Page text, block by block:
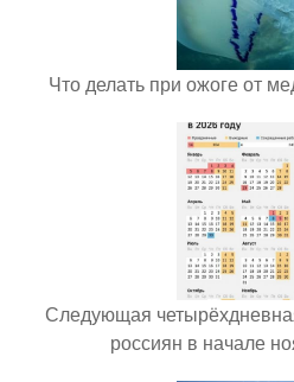
Что делать при ожоге от
Следующая
россиян в начале